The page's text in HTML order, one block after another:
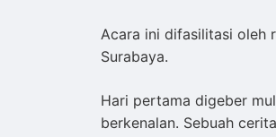
Acara ini difasilitasi oleh
Surabaya.
Hari pertama digeber
berkenalan. Sebuah